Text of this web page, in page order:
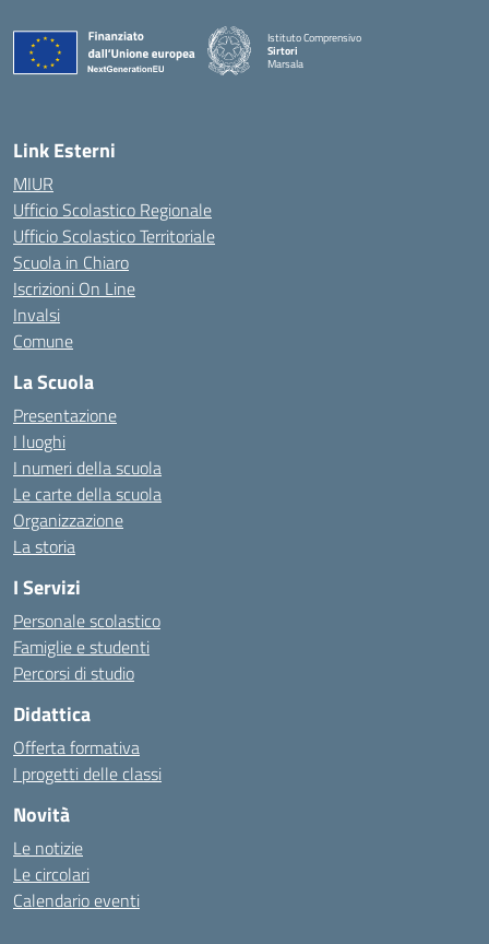
Istituto Comprensivo
Sirtori
Marsala
Link Esterni
MIUR
Ufficio Scolastico Regionale
Ufficio Scolastico Territoriale
Scuola in Chiaro
Iscrizioni On Line
Invalsi
Comune
La Scuola
Presentazione
I luoghi
I numeri della scuola
Le carte della scuola
Organizzazione
La storia
I Servizi
Personale scolastico
Famiglie e studenti
Percorsi di studio
Didattica
Offerta formativa
I progetti delle classi
Novità
Le notizie
Le circolari
Calendario eventi